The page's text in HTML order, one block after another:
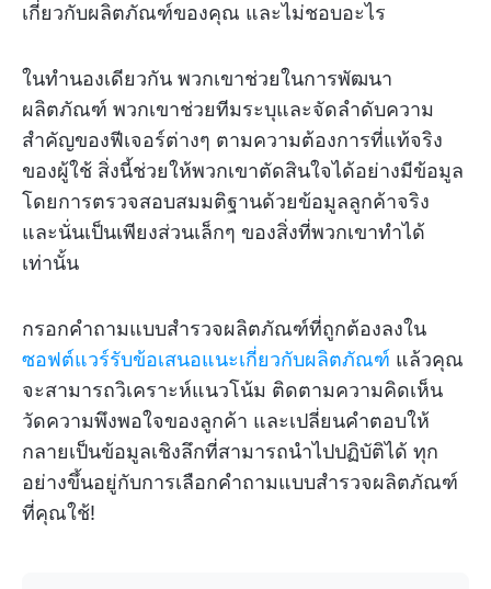
เกี่ยวกับผลิตภัณฑ์ของคุณ และไม่ชอบอะไร
ในทำนองเดียวกัน พวกเขาช่วยในการพัฒนา
ผลิตภัณฑ์ พวกเขาช่วยทีมระบุและจัดลำดับความ
สำคัญของฟีเจอร์ต่างๆ ตามความต้องการที่แท้จริง
ของผู้ใช้ สิ่งนี้ช่วยให้พวกเขาตัดสินใจได้อย่างมีข้อมูล
โดยการตรวจสอบสมมติฐานด้วยข้อมูลลูกค้าจริง
และนั่นเป็นเพียงส่วนเล็กๆ ของสิ่งที่พวกเขาทำได้
เท่านั้น
กรอกคำถามแบบสำรวจผลิตภัณฑ์ที่ถูกต้องลงใน
ซอฟต์แวร์รับข้อเสนอแนะเกี่ยวกับผลิตภัณฑ์ แล้วคุณ
จะสามารถวิเคราะห์แนวโน้ม ติดตามความคิดเห็น
วัดความพึงพอใจของลูกค้า และเปลี่ยนคำตอบให้
กลายเป็นข้อมูลเชิงลึกที่สามารถนำไปปฏิบัติได้ ทุก
อย่างขึ้นอยู่กับการเลือกคำถามแบบสำรวจผลิตภัณฑ์
ที่คุณใช้!